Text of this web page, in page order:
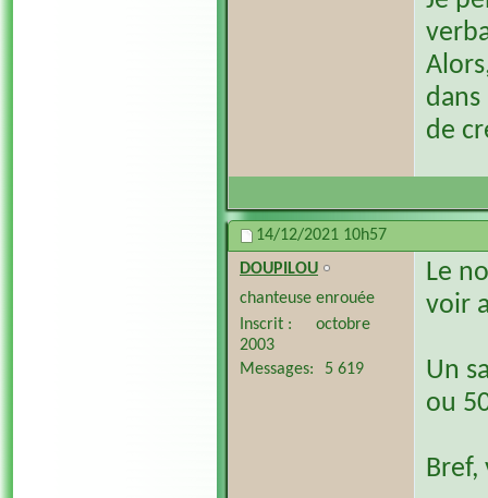
de
14/12/2021 10h57
DOUPILOU
chanteuse enrouée
Inscrit
octobre
2003
Messages
5 619
Le
voir
Un
ou
Bref,